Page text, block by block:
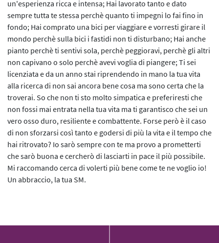
un'esperienza ricca e intensa; Hai lavorato tanto e dato
sempre tutta te stessa perchè quanto ti impegni lo fai fino in
fondo; Hai comprato una bici per viaggiare e vorresti girare il
mondo perchè sulla bici i fastidi non ti disturbano; Hai anche
pianto perchè ti sentivi sola, perchè peggioravi, perchè gli altri
non capivano o solo perchè avevi voglia di piangere; Ti sei
licenziata e da un anno stai riprendendo in mano la tua vita
alla ricerca di non sai ancora bene cosa ma sono certa che la
troverai. So che non ti sto molto simpatica e preferiresti che
non fossi mai entrata nella tua vita ma ti garantisco che sei un
vero osso duro, resiliente e combattente. Forse però è il caso
di non sforzarsi così tanto e godersi di più la vita e il tempo che
hai ritrovato? Io sarò sempre con te ma provo a prometterti
che sarò buona e cercherò di lasciarti in pace il più possibile.
Mi raccomando cerca di volerti più bene come te ne voglio io!
Un abbraccio, la tua SM.